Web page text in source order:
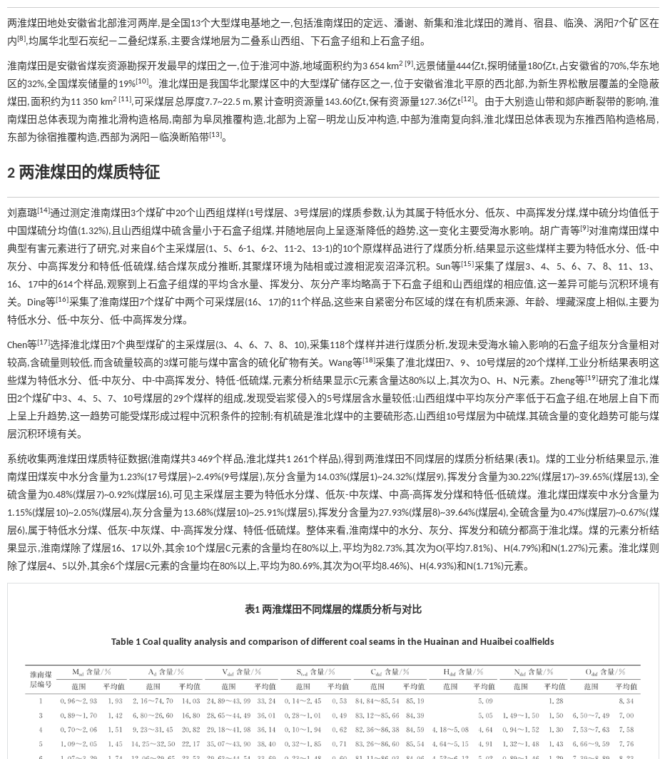
两淮煤田地处安徽省北部淮河两岸,是全国13个大型煤电基地之一,包括淮南煤田的定远、潘谢、新集和淮北煤田的濉肖、宿县、临涣、涡阳7个矿区在
内 [8],均属华北型石炭纪—二叠纪煤系,主要含煤地层为二叠系山西组、下石盒子组和上石盒子组。
淮南煤田是安徽省煤炭资源勘探开发最早的煤田之一,位于淮河中游,地域面积约为3 654 km2 [9],远景储量444亿t,探明储量180亿t,占安徽省的70%,华东地
区的32%,全国煤炭储量的19%[10]。淮北煤田是我国华北聚煤区中的大型煤矿储存区之一,位于安徽省淮北平原的西北部,为新生界松散层覆盖的全隐蔽
煤田,面积约为11 350 km2 [11],可采煤层总厚度7.7~22.5 m,累计查明资源量143.60亿t,保有资源量127.36亿t[12]。由于大别造山带和郯庐断裂带的影响,淮
南煤田总体表现为南推北滑构造格局,南部为阜凤推覆构造,北部为上窑—明龙山反冲构造,中部为淮南复向斜,淮北煤田总体表现为东推西陷构造格局,
东部为徐宿推覆构造,西部为涡阳—临涣断陷带[13]。
2 两淮煤田的煤质特征
刘嘉璐[14]通过测定淮南煤田3个煤矿中20个山西组煤样(1号煤层、3号煤层)的煤质参数,认为其属于特低水分、低灰、中高挥发分煤,煤中硫分均值低于
中国煤硫分均值(1.32%),且山西组煤中硫含量小于石盒子组煤,并随地层向上呈逐渐降低的趋势,这一变化主要受海水影响。胡广青等[9]对淮南煤田煤中
典型有害元素进行了研究,对来自6个主采煤层(1、5、6-1、6-2、11-2、13-1)的10个原煤样品进行了煤质分析,结果显示这些煤样主要为特低水分、低-中
灰分、中高挥发分和特低-低硫煤,结合煤灰成分推断,其聚煤环境为陆相或过渡相泥炭沼泽沉积。Sun等[15]采集了煤层3、4、5、6、7、8、11、13、
16、17中的614个样品,观察到上石盒子组煤的平均含水量、挥发分、灰分产率均略高于下石盒子组和山西组煤的相应值,这一差异可能与沉积环境有
关。Ding等[16]采集了淮南煤田7个煤矿中两个可采煤层(16、17)的11个样品,这些来自紧密分布区域的煤在有机质来源、年龄、埋藏深度上相似,主要为
特低水分、低-中灰分、低-中高挥发分煤。
Chen等[17]选择淮北煤田7个典型煤矿的主采煤层(3、4、6、7、8、10),采集118个煤样并进行煤质分析,发现未受海水输入影响的石盒子组灰分含量相对
较高,含硫量则较低,而含硫量较高的3煤可能与煤中富含的硫化矿物有关。Wang等[18]采集了淮北煤田7、9、10号煤层的20个煤样,工业分析结果表明这
些煤为特低水分、低-中灰分、中-中高挥发分、特低-低硫煤,元素分析结果显示C元素含量达80%以上,其次为O、H、N元素。Zheng等[19]研究了淮北煤
田2个煤矿中3、4、5、7、10号煤层的29个煤样的组成,发现受岩浆侵入的5号煤层含水量较低;山西组煤中平均灰分产率低于石盒子组,在地层上自下而
上呈上升趋势,这一趋势可能受煤形成过程中沉积条件的控制;有机硫是淮北煤中的主要硫形态,山西组10号煤层为中硫煤,其硫含量的变化趋势可能与煤
层沉积环境有关。
系统收集两淮煤田煤质特征数据(淮南煤共3 469个样品,淮北煤共1 261个样品),得到两淮煤田不同煤层的煤质分析结果(表1)。煤的工业分析结果显示,淮
南煤田煤炭中水分含量为1.23%(17号煤层)~2.49%(9号煤层),灰分含量为14.03%(煤层1)~24.32%(煤层9),挥发分含量为30.22%(煤层17)~39.65%(煤层13),全
硫含量为0.48%(煤层7)~0.92%(煤层16),可见主采煤层主要为特低水分煤、低灰-中灰煤、中高-高挥发分煤和特低-低硫煤。淮北煤田煤炭中水分含量为
1.15%(煤层10)~2.05%(煤层4),灰分含量为13.68%(煤层10)~25.91%(煤层5),挥发分含量为27.93%(煤层8)~39.64%(煤层4),全硫含量为0.47%(煤层7)~0.67%(煤
层6),属于特低水分煤、低灰-中灰煤、中-高挥发分煤、特低-低硫煤。整体来看,淮南煤中的水分、灰分、挥发分和硫分都高于淮北煤。煤的元素分析结
果显示,淮南煤除了煤层16、17以外,其余10个煤层C元素的含量均在80%以上,平均为82.73%,其次为O(平均7.81%)、H(4.79%)和N(1.27%)元素。淮北煤则
除了煤层4、5以外,其余6个煤层C元素的含量均在80%以上,平均为80.69%,其次为O(平均8.46%)、H(4.93%)和N(1.71%)元素。
表1 两淮煤田不同煤层的煤质分析与对比
Table 1 Coal quality analysis and comparison of different coal seams in the Huainan and Huaibei coalfields